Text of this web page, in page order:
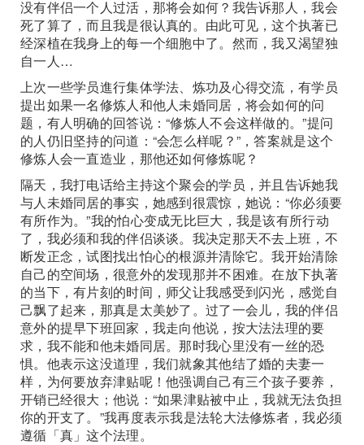
没有伴侣一个人过活，那将会如何？我告诉那人，我会
死了算了，而且我是很认真的。由此可见，这个执著已
经深植在我身上的每一个细胞中了。然而，我又渴望独
自一人…
上次一些学员進行集体学法、炼功及心得交流，有学员
提出如果一名修炼人和他人未婚同居，将会如何的问
题，有人明确的回答说：“修炼人不会这样做的。”提问
的人仍旧坚持的问道：“会怎么样呢？”，答案就是这个
修炼人会一直造业，那他还如何修炼呢？
隔天，我打电话给主持这个聚会的学员，并且告诉她我
与人未婚同居的事实，她感到很震惊，她说：“你必须要
有所作为。”我的怕心变成无比巨大，我是该有所行动
了，我必须和我的伴侣谈谈。我决定那天不去上班，不
断发正念，试图找出怕心的根源并清除它。我开始清除
自己的空间场，很意外的发现那并不困难。在放下执著
的当下，有片刻的时间，师父让我感受到闪光，感觉自
己飘了起来，那真是太美妙了。过了一会儿，我的伴侣
意外的提早下班回家，我走向他说，按大法法理的要
求，我不能和他未婚同居。那时我心里没有一丝的恐
惧。他表示这没道理，我们就象其他结了婚的夫妻一
样，为何要放弃津贴呢！他强调自己有三个孩子要养，
开销已经很大；他说：“如果津贴被中止，我就无法负担
你的开支了。”我再度表示我是法轮大法修炼者，我必须
遵循「真」这个法理。